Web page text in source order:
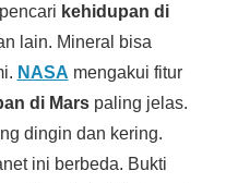
kehidupan di
lain. Mineral bisa
NASA mengakui fitur
di Marspaling jelas.
dingin dan kering.
ini berbeda. Bukti